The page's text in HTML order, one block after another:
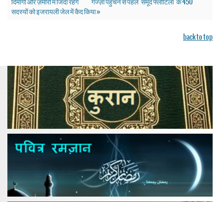
सदस्यों को इजरायली जेल में कैद किया »
back to top